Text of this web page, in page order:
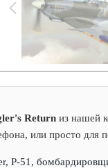
Return из нашей
или просто для
P-51,